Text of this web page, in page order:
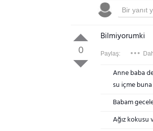
0
Bilmiyorumki
Paylaş:
Anne baba
su içme
Babam
Ağız